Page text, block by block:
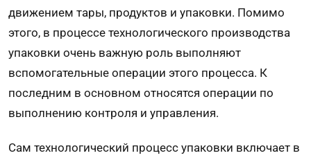
движением тары, продуктов и упаковки. Помимо
этого, в процессе технологического производства
упаковки очень важную роль выполняют
вспомогательные операции этого процесса. К
последним в основном относятся операции по
выполнению контроля и управления.
Сам технологический процесс упаковки включает в